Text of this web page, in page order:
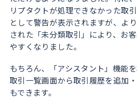
リプタクトが処理できなかった取
として警告が表示されますが、よ
された「未分類取引」により、お
やすくなりました。
もちろん、「アシスタント」機能
取引一覧画面から取引履歴を追加
もできます。